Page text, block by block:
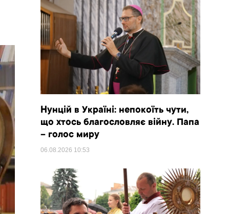
Нунцій в Україні: непокоїть чути,
що хтось благословляє війну. Папа
– голос миру
06.08.2026 10:53